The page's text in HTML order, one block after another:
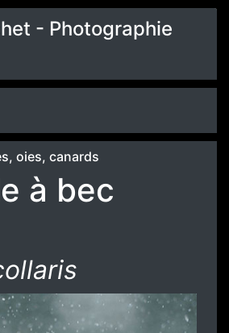
- Photographie
oies, canards
à bec